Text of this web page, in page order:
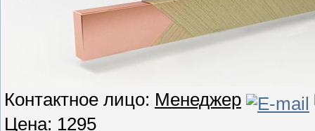
Контактное лицо: Менеджер
Цена: 1295